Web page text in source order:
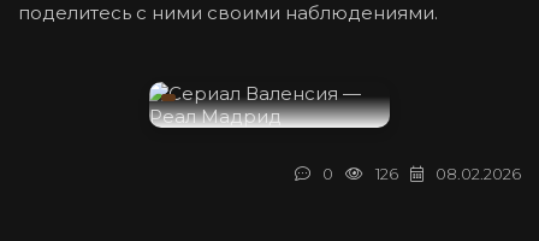
поделитесь с ними своими наблюдениями.
08.02.2026
126
0